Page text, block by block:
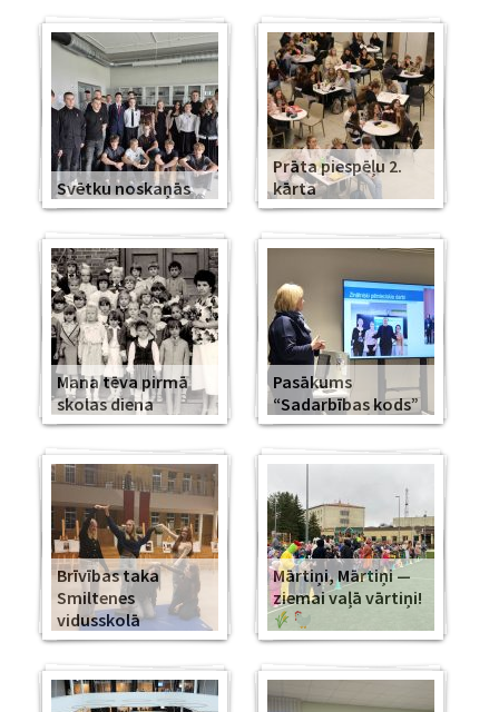
Svētku noskaņās
Prāta piespēļu 2.
kārta
Mana tēva pirmā
skolas diena
Pasākums
“Sadarbības kods”
Brīvības taka
Smiltenes
vidusskolā
Mārtiņi, Mārtiņi —
ziemai vaļā vārtiņi!